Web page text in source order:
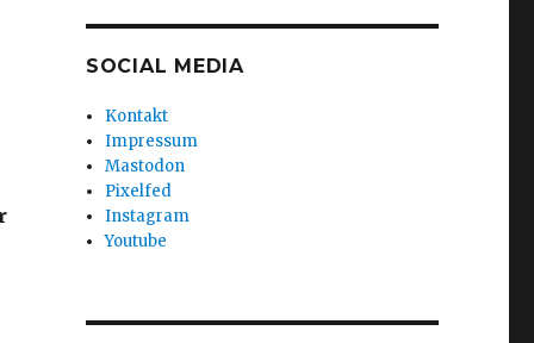
SOCIAL MEDIA
Kontakt
Impressum
Mastodon
Pixelfed
Instagram
Youtube